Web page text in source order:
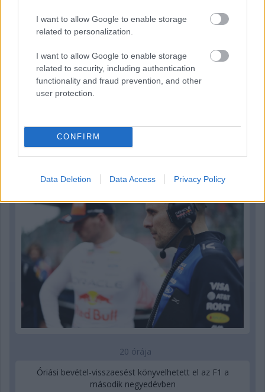
I want to allow Google to enable storage
related to personalization.
I want to allow Google to enable storage
related to security, including authentication
functionality and fraud prevention, and other
user protection.
CONFIRM
Data Deletion Data Access Privacy Policy
16 órája
Sajtó: Az Aston Martintól érkezik Lambiase utódja a Red
20 órája
Óriási bevétel-visszaesést könyvelhetett el az F1 a
második negyedévben